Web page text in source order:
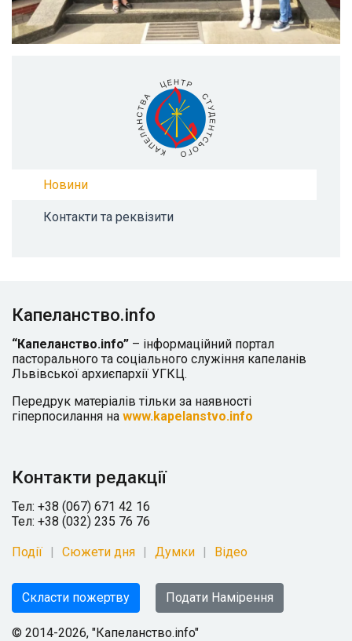
Новини
Контакти та реквізити
Капеланство.info
“Капеланство.info” – інформаційний портал
пасторального та соціального служіння капеланів
Львівської архиєпархії УГКЦ.
Передрук матеріалів тільки за наявності
гіперпосилання на www.kapelanstvo.info
Контакти редакції
Тел: +38 (067) 671 42 16
Тел: +38 (032) 235 76 76
Події Сюжети дня Думки Відео
Скласти пожертву Подати Намірення
© 2014-2026, "Капеланство.info"